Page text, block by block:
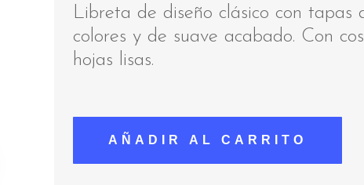
Libreta de diseño clásico con tapas
colores y de suave acabado. Con
hojas lisas.
AÑADIR AL CARRITO